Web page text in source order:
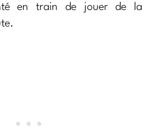
en train de jouer de la